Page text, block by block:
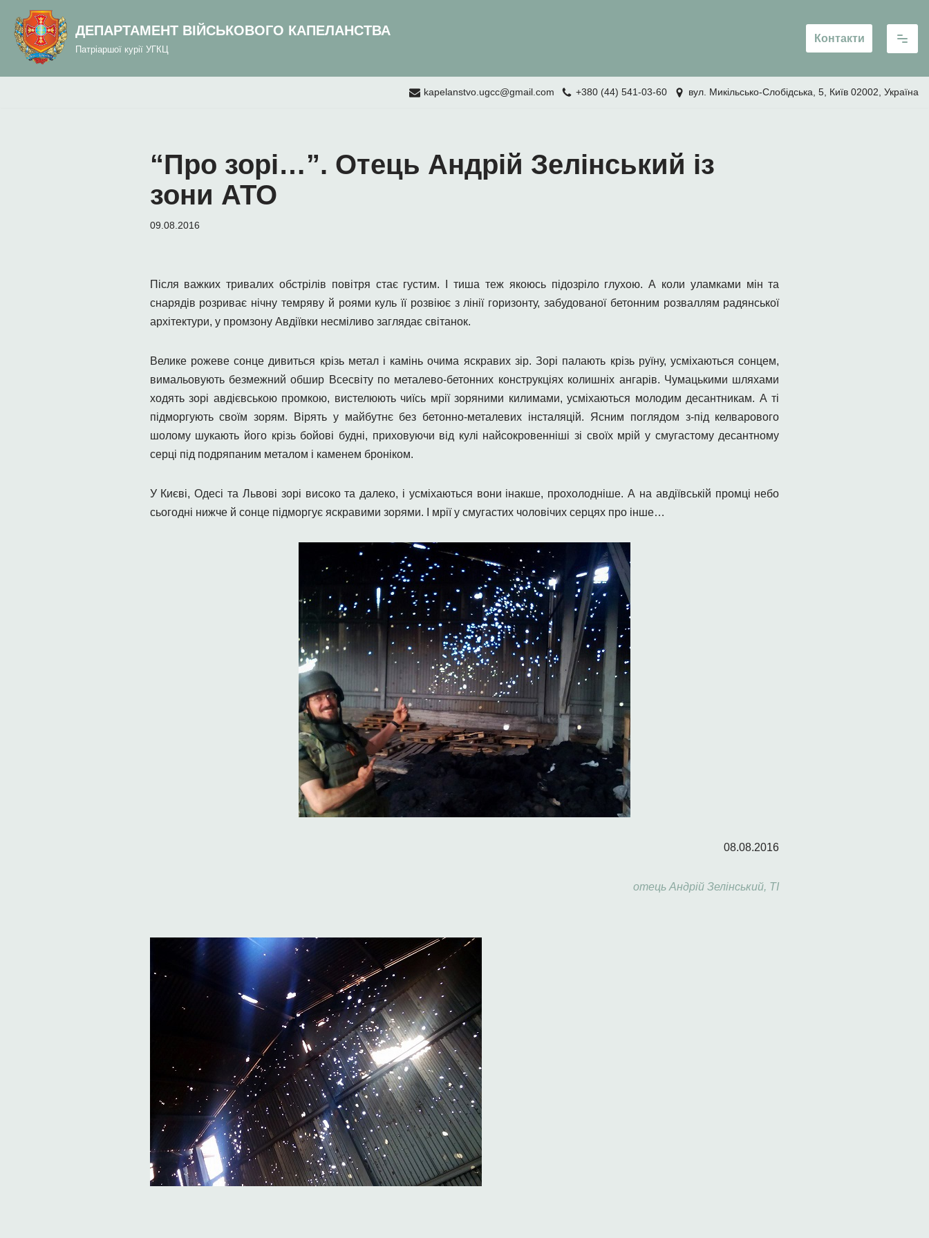
вмісту
Перейти
вмісту
ДЕПАРТАМЕНТ ВІЙСЬКОВОГО КАПЕЛАНСТВА
Патріаршої курії УГКЦ
Контакти
kapelanstvo.ugcc@gmail.com +380 (44) 541-03-60 вул. Микільсько-Слобідська, 5, Київ 02002, Україна
“Про зорі…”. Отець Андрій Зелінський із
зони АТО
09.08.2016
Після важких тривалих обстрілів повітря стає густим. І тиша теж якоюсь підозріло глухою. А коли уламками мін та
снарядів розриває нічну темряву й роями куль її розвіює з лінії горизонту, забудованої бетонним розваллям радянської
архітектури, у промзону Авдіївки несміливо заглядає світанок.
Велике рожеве сонце дивиться крізь метал і камінь очима яскравих зір. Зорі палають крізь руїну, усміхаються сонцем,
вимальовують безмежний обшир Всесвіту по металево-бетонних конструкціях колишніх ангарів. Чумацькими шляхами
ходять зорі авдієвською промкою, вистелюють чиїсь мрії зоряними килимами, усміхаються молодим десантникам. А ті
підморгують своїм зорям. Вірять у майбутнє без бетонно-металевих інсталяцій. Ясним поглядом з-під келварового
шолому шукають його крізь бойові будні, приховуючи від кулі найсокровенніші зі своїх мрій у смугастому десантному
серці під подряпаним металом і каменем броніком.
У Києві, Одесі та Львові зорі високо та далеко, і усміхаються вони інакше, прохолодніше. А на авдіївській промці небо
сьогодні нижче й сонце підморгує яскравими зорями. І мрії у смугастих чоловічих серцях про інше…
08.08.2016
отець Андрій Зелінський, ТІ